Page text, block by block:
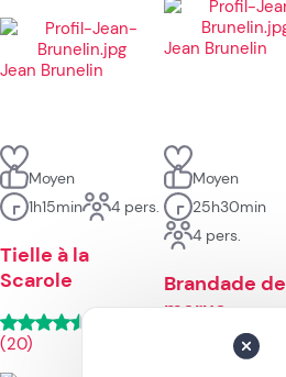
Jean Brunelin
Jean Brunelin
Moyen
1h15min
4 pers.
Tielle à la
Scarole
(20)
Moyen
25h30min
4 pers.
Brandade de
morue